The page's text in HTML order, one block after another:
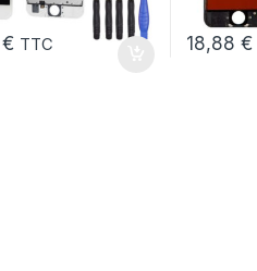
€ TTC 18,88 €